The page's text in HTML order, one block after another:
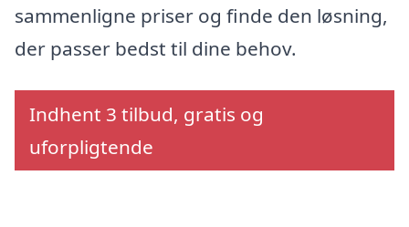
sammenligne priser og finde den løsning,
der passer bedst til dine behov.
Indhent 3 tilbud, gratis og
uforpligtende